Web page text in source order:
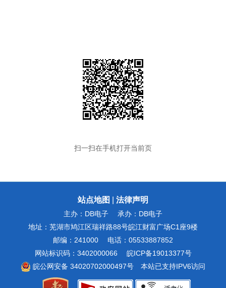
扫一扫在手机打开当前页
站点地图 法律声明
主办：DB电子
承办：DB电子
地址：芜湖市鸠江区瑞祥路88号皖江财富广场C1座9楼
邮编：241000
电话：05533887852
网站标识码：3402000066
皖ICP备19013377号
皖公网安备 34020702000497号
本站已支持IPV6访问